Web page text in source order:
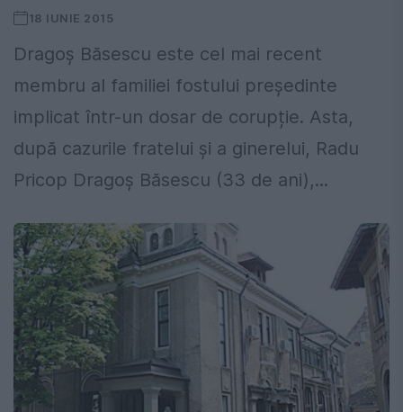
18 IUNIE 2015
Dragoș Băsescu este cel mai recent
membru al familiei fostului președinte
implicat într-un dosar de corupție. Asta,
după cazurile fratelui și a ginerelui, Radu
Pricop Dragoș Băsescu (33 de ani),...